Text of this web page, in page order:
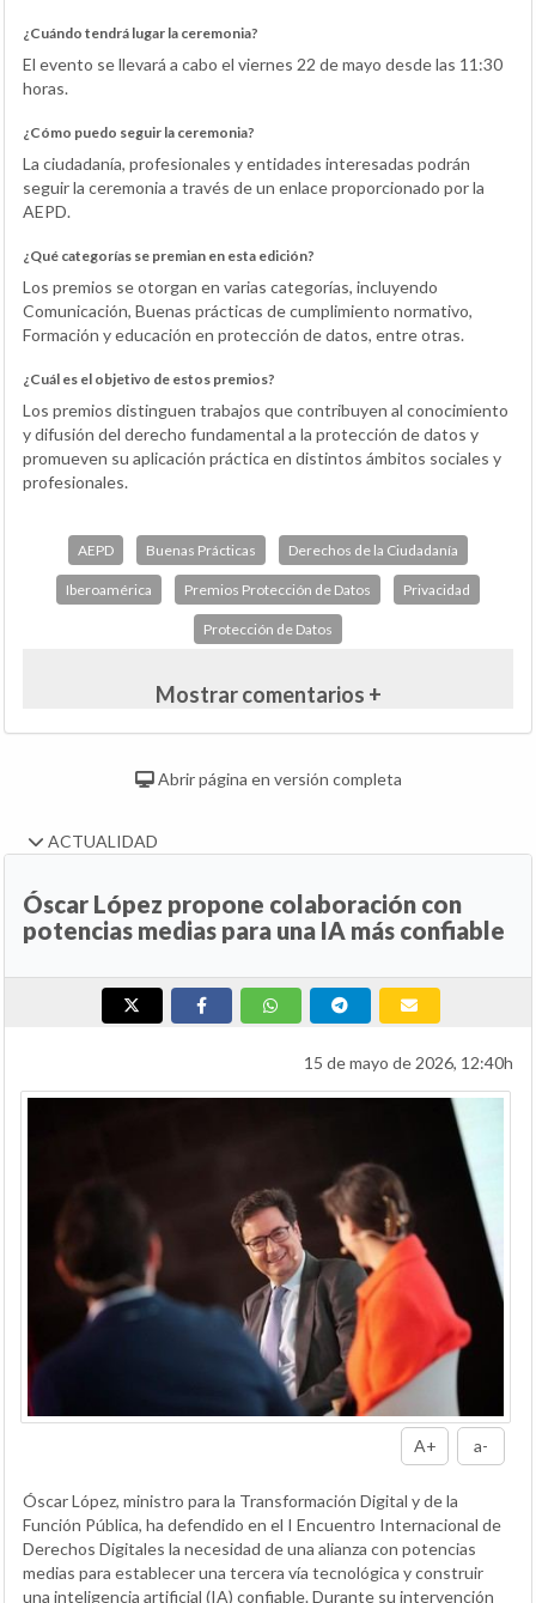
¿Cuándo tendrá lugar la ceremonia?
El evento se llevará a cabo el viernes 22 de mayo desde las 11:30
horas.
¿Cómo puedo seguir la ceremonia?
La ciudadanía, profesionales y entidades interesadas podrán
seguir la ceremonia a través de un enlace proporcionado por la
AEPD.
¿Qué categorías se premian en esta edición?
Los premios se otorgan en varias categorías, incluyendo
Comunicación, Buenas prácticas de cumplimiento normativo,
Formación y educación en protección de datos, entre otras.
¿Cuál es el objetivo de estos premios?
Los premios distinguen trabajos que contribuyen al conocimiento
y difusión del derecho fundamental a la protección de datos y
promueven su aplicación práctica en distintos ámbitos sociales y
profesionales.
AEPD Buenas Prácticas Derechos de la Ciudadanía
Iberoamérica Premios Protección de Datos Privacidad
Protección de Datos
Mostrar comentarios +
Abrir página en versión completa
ACTUALIDAD
Óscar López propone colaboración con
potencias medias para una IA más confiable
15 de mayo de 2026, 12:40h
A+ a-
Óscar López, ministro para la Transformación Digital y de la
Función Pública, ha defendido en el I Encuentro Internacional de
Derechos Digitales la necesidad de una alianza con potencias
medias para establecer una tercera vía tecnológica y construir
una inteligencia artificial (IA) confiable. Durante su intervención